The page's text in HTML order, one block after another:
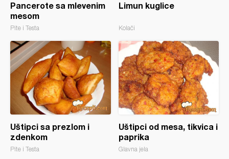
Pancerote sa mlevenim
mesom
Pite i Testa
Limun kuglice
Kolači
Uštipci sa prezlom i
zdenkom
Pite i Testa
Uštipci od mesa, tikvica i
paprika
Glavna jela